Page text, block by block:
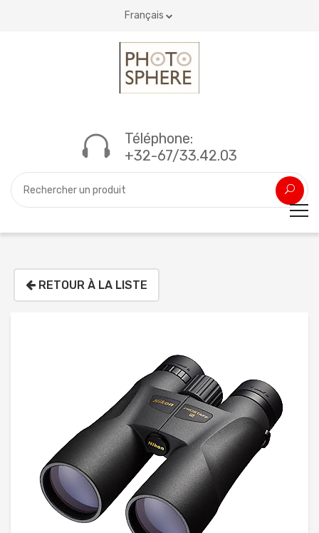
Français
Téléphone:
+32-67/33.42.03
RETOUR À LA LISTE